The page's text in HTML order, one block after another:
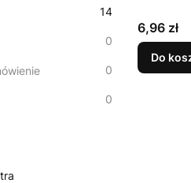
14
0
0
0
Cena
6,96 zł
Do